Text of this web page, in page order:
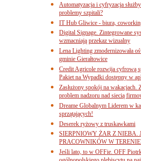
Automatyzacja i cyfryzacja
problemy szpitali?
IT Hub Gliwice - biura,
Digital Signage. Zintegrowane
wzmacniają przekaz wizualny
Lena Lighting zmodernizowała
gminie Gierałtowice
Credit Agricole rozwija cyfrową
Pakiet na Wypadki dostępny w
Zasłużony spokój na
problem nadzoru nad siecią
Dreame Globalnym Liderem w
sprzątających!
Deserek ryżowy z truskawkami
SIERPNIOWY ŻAR Z NIEBA.
PRACOWNIKÓW W
Jeśli lato, to w OFFie. OFF